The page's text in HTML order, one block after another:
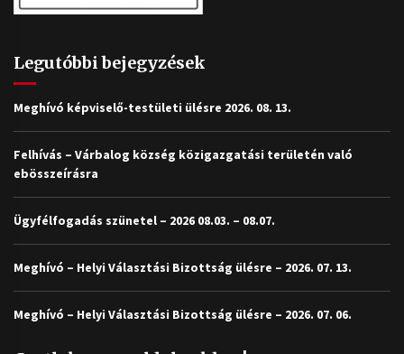
Legutóbbi bejegyzések
Meghívó képviselő-testületi ülésre 2026. 08. 13.
Felhívás – Várbalog község közigazgatási területén való
ebösszeírásra
Ügyfélfogadás szünetel – 2026 08.03. – 08.07.
Meghívó – Helyi Választási Bizottság ülésre – 2026. 07. 13.
Meghívó – Helyi Választási Bizottság ülésre – 2026. 07. 06.